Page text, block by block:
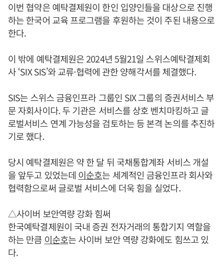
이번 협약은 예탁결제원이 한인 입양인들을 대상으로 진행
하는 한국어 교육 프로그램을 후원하는 것이 주된 내용으로
한다.
이 밖에 예탁결제원은 2024년 5월21일 스위스예탁결제회
사 ‘SIX SIS’와 교류·협력에 관한 양해각서를 체결했다.
SIS는 스위스 금융인프라 그룹인 SIX 그룹의 증권서비스 부
문 자회사이다. 두 기관은 서비스를 상호 벤치마킹하고 글
로벌서비스 연계 가능성을 검토하는 등 본격 논의를 추진하
기로 했다.
당시 예탁결제원은 약 한 달 뒤 국채통합계좌 서비스 개설
을 앞두고 있었는데 이순호는 세계적인 금융인프라 회사와
협력함으로써 글로벌 서비스에 더욱 힘을 실었다.
△사이버 보안역량 강화 힘써
한국예탁결제원이 국내 증권 전자거래의 통합기지 역할을
하는 만큼 이순호는 사이버 보안 역량 강화에도 힘쓰고 있
다.